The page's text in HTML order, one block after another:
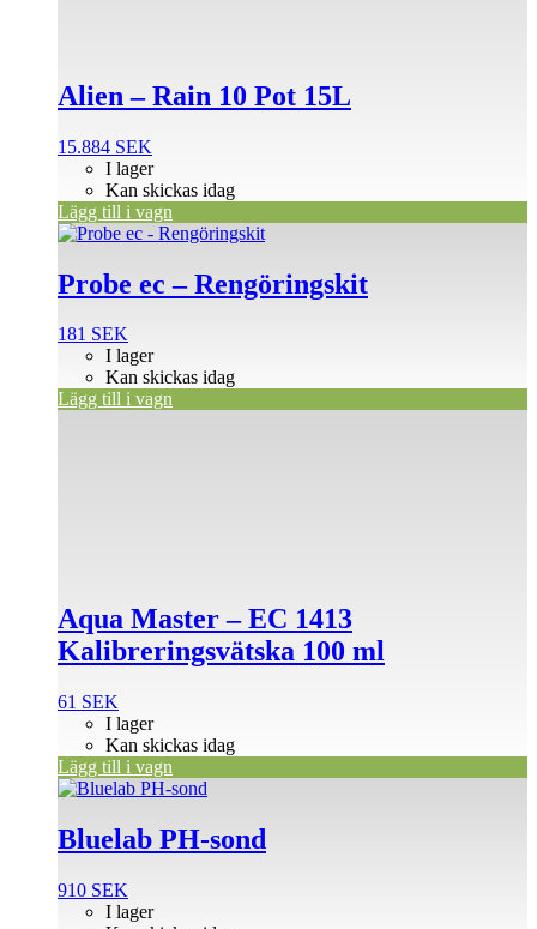
Alien – Rain 10 Pot 15L
15.884 SEK
I lager
Kan skickas idag
Lägg till i vagn
Probe ec – Rengöringskit
181 SEK
I lager
Kan skickas idag
Lägg till i vagn
Aqua Master – EC 1413
Kalibreringsvätska 100 ml
61 SEK
I lager
Kan skickas idag
Lägg till i vagn
Bluelab PH-sond
910 SEK
I lager